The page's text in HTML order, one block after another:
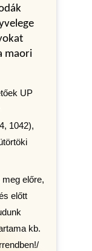
maori
UP
1042),
előre,
előtt
kb.